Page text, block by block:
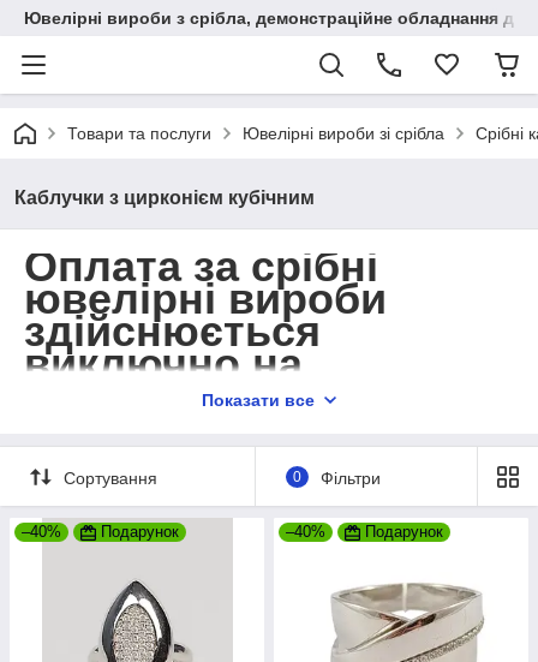
Ювелірні вироби з срібла, демонстраційне обладнання
Товари та послуги Ювелірні вироби зі срібла Срібні
Каблучки з цирконієм кубічним
Оплата за срібні
ювелірні вироби
здійснюється
виключно на
розрахунковий
Товари на суму до 250 грн. та більше
2000 грн. відправляються тільки після
передоплати.
Показати все
Сортування 0 Фільтри
–40% Подарунок –40% Подарунок